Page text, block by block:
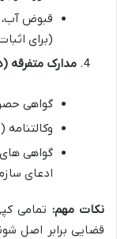
قبوض آب،
(برای
مدارک متفرقه
گواهی
گواهی
ادعای
نکات مهم: تمامی
قضایی برابر اصل